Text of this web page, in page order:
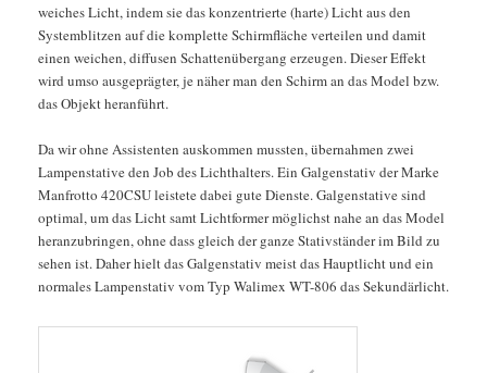
weiches Licht, indem sie das konzentrierte (harte) Licht aus den
Systemblitzen auf die komplette Schirmfläche verteilen und damit
einen weichen, diffusen Schattenübergang erzeugen. Dieser Effekt
wird umso ausgeprägter, je näher man den Schirm an das Model bzw.
das Objekt heranführt.
Da wir ohne Assistenten auskommen mussten, übernahmen zwei
Lampenstative den Job des Lichthalters. Ein Galgenstativ der Marke
Manfrotto 420CSU leistete dabei gute Dienste. Galgenstative sind
optimal, um das Licht samt Lichtformer möglichst nahe an das Model
heranzubringen, ohne dass gleich der ganze Stativständer im Bild zu
sehen ist. Daher hielt das Galgenstativ meist das Hauptlicht und ein
normales Lampenstativ vom Typ Walimex WT-806 das Sekundärlicht.